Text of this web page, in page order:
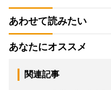
あわせて読みたい
あなたにオススメ
関連記事